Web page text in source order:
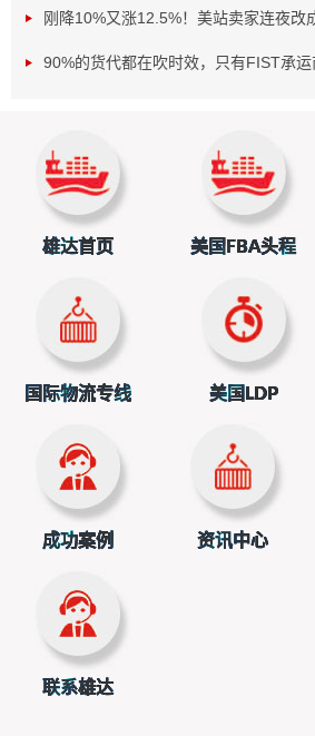
不仅美西线，美东线的运价也开始
箱3700-4100美元降至3400-4000美元
货代分析：多重因素导致运价下跌
对于此次美线运价的大幅下跌，货
方面的分析。首先，关税战的影响不
做的背景下，企业纷纷努力拓展欧洲
次，6月初调回美国的加班船与新增航
新回到欧线，导致欧线运力增加，平
此外，尽管近日红海危机有所
了约10%的运力，但Alphaliner的最
航运市场的供给成长高达10.3%，而
力过剩的问题依然十分明显。这也是
因之一。
刚降10%又涨12.5%！美站卖家连夜改
90%的货代都在吹时效，只有FIST承
雄达首页 美国FBA头程
国际物流专线 美国LDP
成功案例 资讯中心
联系雄达